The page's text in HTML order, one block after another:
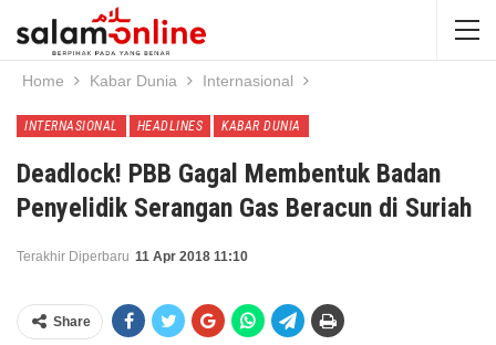
Home Kabar Dunia Internasional
INTERNASIONAL HEADLINES KABAR DUNIA
Deadlock! PBB Gagal Membentuk Badan
Penyelidik Serangan Gas Beracun di Suriah
Terakhir Diperbaru 11 Apr 2018 11:10
Share